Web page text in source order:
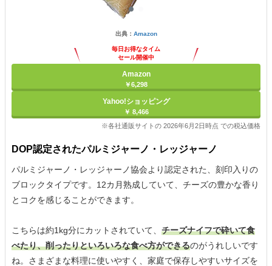
出典： Amazon
毎日お得なタイム
セール開催中
Amazon
￥6,298
Yahoo!ショッピング
￥ 8,466
※各社通販サイトの 2026年6月2日時点 での税込価格
DOP認定されたパルミジャーノ・レッジャーノ
パルミジャーノ・レッジャーノ協会より認定された、刻印入りの
ブロックタイプです。12カ月熟成していて、チーズの豊かな香り
とコクを感じることができます。
こちらは約1kg分にカットされていて、 チーズナイフで砕いて食
べたり、削ったりといろいろな食べ方ができるのがうれしいです
ね。さまざまな料理に使いやすく、家庭で保存しやすいサイズを